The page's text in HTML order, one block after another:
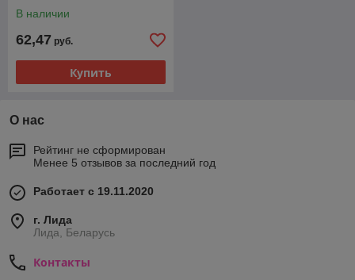
В наличии
62,47 руб.
Купить
О нас
Рейтинг не сформирован
Менее 5 отзывов за последний год
Работает с 19.11.2020
г. Лида
Лида, Беларусь
Контакты